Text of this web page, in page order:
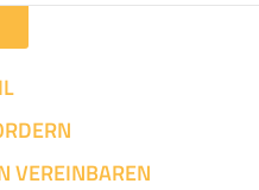
VEREINBAREN